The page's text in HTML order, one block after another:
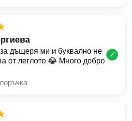
дъщеря ми и буквално не
от леглото 😂 Много добро
✓